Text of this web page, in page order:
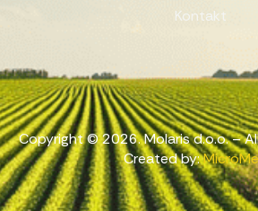
Kontakt
Copyright © 2026. Molaris d.o.o. –
Created by: